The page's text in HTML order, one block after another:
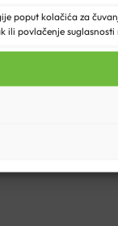
poput kolačića za
povlačenje